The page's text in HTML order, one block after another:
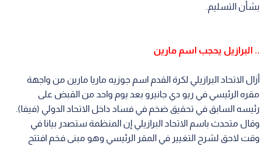
بشأن التسليم.
.. البرازيل يحجب اسم مارين
أزال الاتحاد البرازيلي لكرة القدم اسم جوزيه ماريا مارين من واجهة
مقره الرئيسي في ريو دي جانيرو بعد يوم واحد من القبض على
رئيسه السابق في تحقيق ضخم في فساد داخل الاتحاد الدولي (فيفا).
وقال متحدث باسم الاتحاد البرازيلي إن المنظمة ستصدر بيانا في
وقت لاحق لشرح التغيير في المقر الرئيسي وهو مبنى فخم افتتح